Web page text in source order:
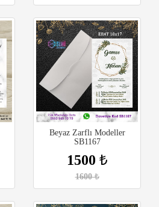
Beyaz Zarflı Modeller
SB1167
1500 ₺
1600₺